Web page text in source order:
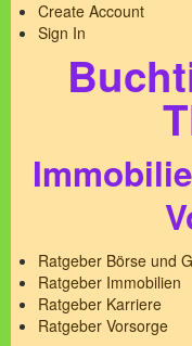
Create Account
Sign In
Ratgeber Börse und
Ratgeber Immobilien
Ratgeber Karriere
Ratgeber Vorsorge